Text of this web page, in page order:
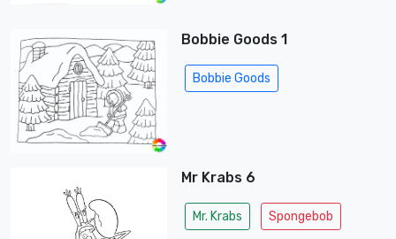
Bobbie Goods 1
Bobbie Goods
Mr Krabs 6
Mr. Krabs Spongebob